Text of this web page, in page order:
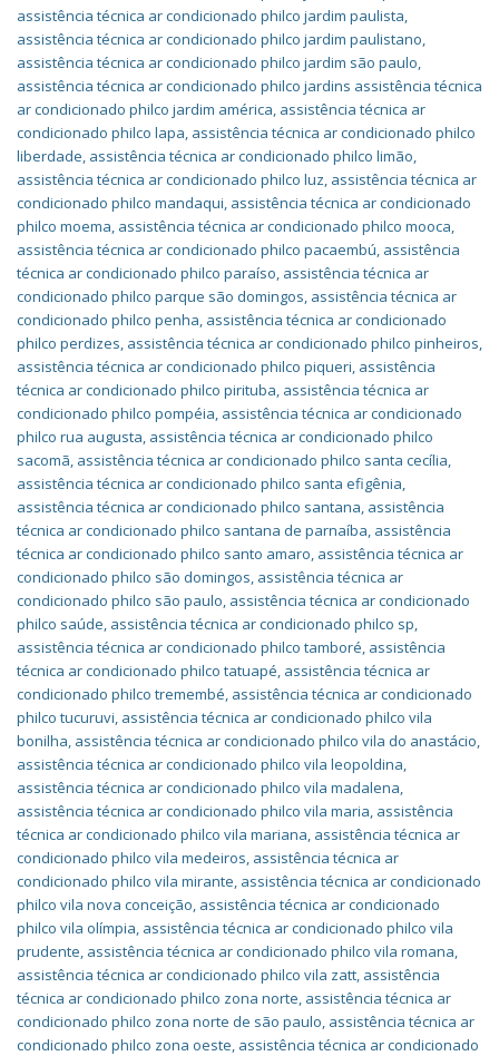
assistência técnica ar condicionado philco jardim paulista,
assistência técnica ar condicionado philco jardim paulistano,
assistência técnica ar condicionado philco jardim são paulo,
assistência técnica ar condicionado philco jardins assistência técnica
ar condicionado philco jardim américa, assistência técnica ar
condicionado philco lapa, assistência técnica ar condicionado philco
liberdade, assistência técnica ar condicionado philco limão,
assistência técnica ar condicionado philco luz, assistência técnica ar
condicionado philco mandaqui, assistência técnica ar condicionado
philco moema, assistência técnica ar condicionado philco mooca,
assistência técnica ar condicionado philco pacaembú, assistência
técnica ar condicionado philco paraíso, assistência técnica ar
condicionado philco parque são domingos, assistência técnica ar
condicionado philco penha, assistência técnica ar condicionado
philco perdizes, assistência técnica ar condicionado philco pinheiros,
assistência técnica ar condicionado philco piqueri, assistência
técnica ar condicionado philco pirituba, assistência técnica ar
condicionado philco pompéia, assistência técnica ar condicionado
philco rua augusta, assistência técnica ar condicionado philco
sacomã, assistência técnica ar condicionado philco santa cecília,
assistência técnica ar condicionado philco santa efigênia,
assistência técnica ar condicionado philco santana, assistência
técnica ar condicionado philco santana de parnaíba, assistência
técnica ar condicionado philco santo amaro, assistência técnica ar
condicionado philco são domingos, assistência técnica ar
condicionado philco são paulo, assistência técnica ar condicionado
philco saúde, assistência técnica ar condicionado philco sp,
assistência técnica ar condicionado philco tamboré, assistência
técnica ar condicionado philco tatuapé, assistência técnica ar
condicionado philco tremembé, assistência técnica ar condicionado
philco tucuruvi, assistência técnica ar condicionado philco vila
bonilha, assistência técnica ar condicionado philco vila do anastácio,
assistência técnica ar condicionado philco vila leopoldina,
assistência técnica ar condicionado philco vila madalena,
assistência técnica ar condicionado philco vila maria, assistência
técnica ar condicionado philco vila mariana, assistência técnica ar
condicionado philco vila medeiros, assistência técnica ar
condicionado philco vila mirante, assistência técnica ar condicionado
philco vila nova conceição, assistência técnica ar condicionado
philco vila olímpia, assistência técnica ar condicionado philco vila
prudente, assistência técnica ar condicionado philco vila romana,
assistência técnica ar condicionado philco vila zatt, assistência
técnica ar condicionado philco zona norte, assistência técnica ar
condicionado philco zona norte de são paulo, assistência técnica ar
condicionado philco zona oeste, assistência técnica ar condicionado